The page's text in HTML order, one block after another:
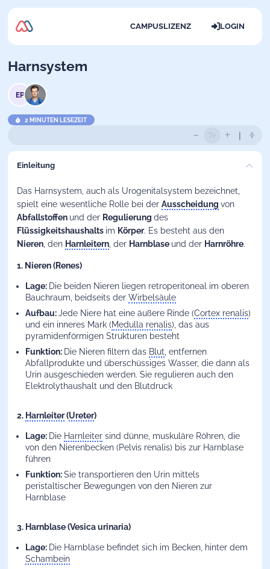
CAMPUSLIZENZ LOGIN
Harnsystem
EP
2 MINUTEN LESEZEIT
Einleitung
Das Harnsystem, auch als Urogenitalsystem bezeichnet,
spielt eine wesentliche Rolle bei der Ausscheidung von
Abfallstoffen und der Regulierung des
Flüssigkeitshaushalts im Körper. Es besteht aus den
Nieren, den Harnleitern, der Harnblase und der Harnröhre.
1. Nieren (Renes)
Lage: Die beiden Nieren liegen retroperitoneal im oberen
Bauchraum, beidseits der Wirbelsäule
Aufbau:Jede Niere hat eine äußere Rinde (Cortex renalis)
und ein inneres Mark (Medulla renalis), das aus
pyramidenförmigen Strukturen besteht
Funktion: Die Nieren filtern das Blut, entfernen
Abfallprodukte und überschüssiges Wasser, die dann als
Urin ausgeschieden werden. Sie regulieren auch den
Elektrolythaushalt und den Blutdruck
2. Harnleiter(Ureter)
Lage: Die Harnleitersind dünne, muskuläre Röhren, die
von den Nierenbecken (Pelvis renalis) bis zur Harnblase
führen
Funktion:Sie transportieren den Urin mittels
peristaltischer Bewegungen von den Nieren zur
Harnblase
3. Harnblase (Vesica urinaria)
Lage: Die Harnblase befindet sich im Becken, hinter dem
Schambein